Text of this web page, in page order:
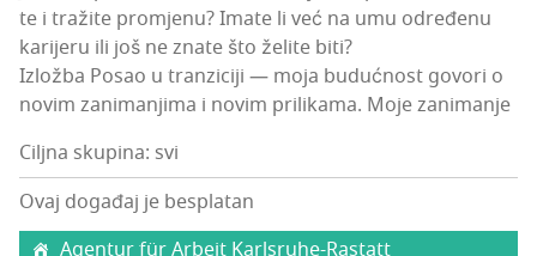
te i tra­ži­te pro­mje­nu? Ima­te li već na umu odre­đe­nu
kari­je­ru ili još ne zna­te što želi­te biti?
Izlož­ba Posao u tran­zi­ci­ji — moja buduć­nost govo­ri o
novim zani­ma­nji­ma i novim pri­li­ka­ma. Moje zanimanje
Ciljna skupina: svi
Ovaj događaj je besplatan